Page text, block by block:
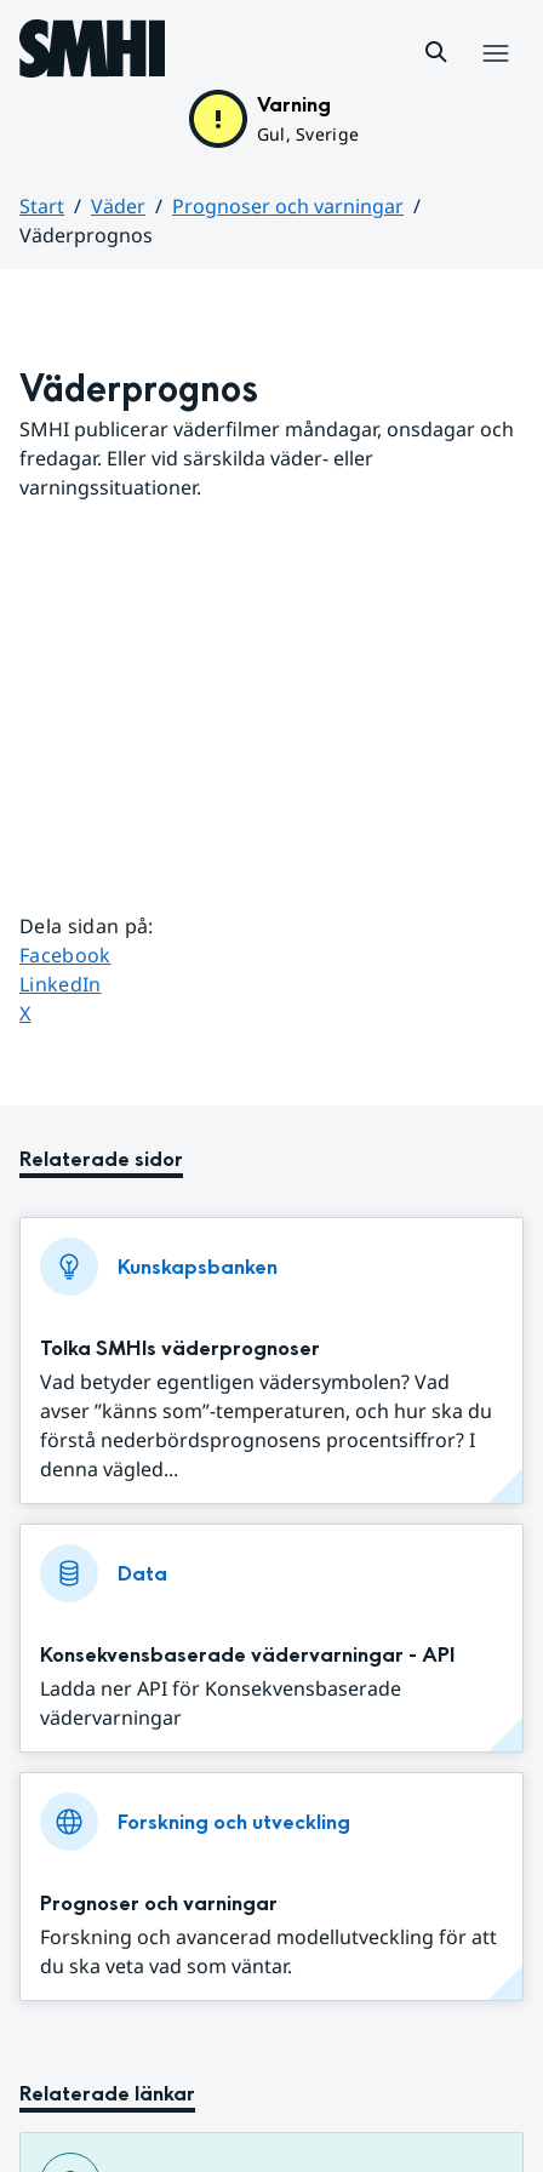
Hoppa till sidans innehåll
Varning
Gul, Sverige
Start Väder
Prognoser och varningar
Väderprognos
Väderprognos
SMHI publicerar väderfilmer måndagar, onsdagar och
fredagar. Eller vid särskilda väder- eller
varningssituationer.
Dela sidan på:
Dela sidan på
Facebook
Dela sidan på
LinkedIn
Dela sidan på
X
Relaterade sidor
Kunskapsbanken
Tolka SMHIs väderprognoser
Vad betyder egentligen vädersymbolen? Vad
avser ”känns som”-temperaturen, och hur ska du
förstå nederbördsprognosens procentsiffror? I
denna vägled...
Data
Konsekvensbaserade vädervarningar - API
Ladda ner API för Konsekvensbaserade
vädervarningar
Forskning och utveckling
Prognoser och varningar
Forskning och avancerad modellutveckling för att
du ska veta vad som väntar.
Relaterade länkar